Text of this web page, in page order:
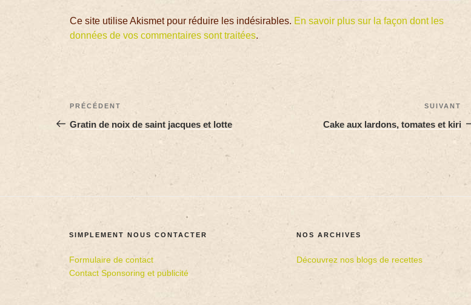
Ce site utilise Akismet pour réduire les indésirables. En savoir plus sur la façon dont les
données de vos commentaires sont traitées.
PRÉCÉDENT
Gratin de noix de saint jacques et lotte
SUIVANT
Cake aux lardons, tomates et kiri
SIMPLEMENT NOUS CONTACTER
Formulaire de contact
Contact Sponsoring et publicité
NOS ARCHIVES
Découvrez nos blogs de recettes